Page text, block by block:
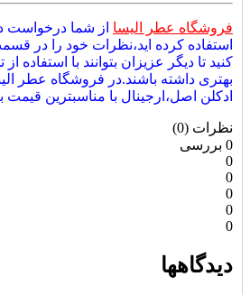
فروشگاه عطر الیسا از شما درخواست
استفاده کرده اید،نظرات خود را در
کنید تا دیگر عزیزان بتوانند با استفاده
بهتری داشته باشند.در فروشگاه عطر
ادکلن اصل،ارجینال با مناسبترین قیمت
نظرات (0)
0 بررسی
0
0
0
0
0
دیدگاهها